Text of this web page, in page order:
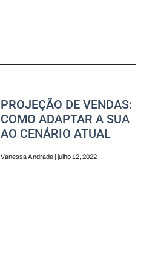
PROJEÇÃO DE VENDAS:
COMO ADAPTAR A SUA
AO CENÁRIO ATUAL
Vanessa Andrade julho 12, 2022